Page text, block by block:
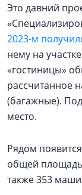
Это давний
2023-м
нему на
«гостиницы»
рассчитанное
(багажные).
место.
Рядом
общей
также 353